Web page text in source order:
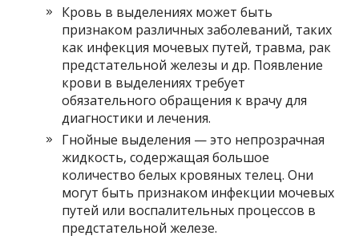
Кровь в выделениях может быть
признаком различных заболеваний, таких
как инфекция мочевых путей, травма, рак
предстательной железы и др. Появление
крови в выделениях требует
обязательного обращения к врачу для
диагностики и лечения.
Гнойные выделения — это непрозрачная
жидкость, содержащая большое
количество белых кровяных телец. Они
могут быть признаком инфекции мочевых
путей или воспалительных процессов в
предстательной железе.